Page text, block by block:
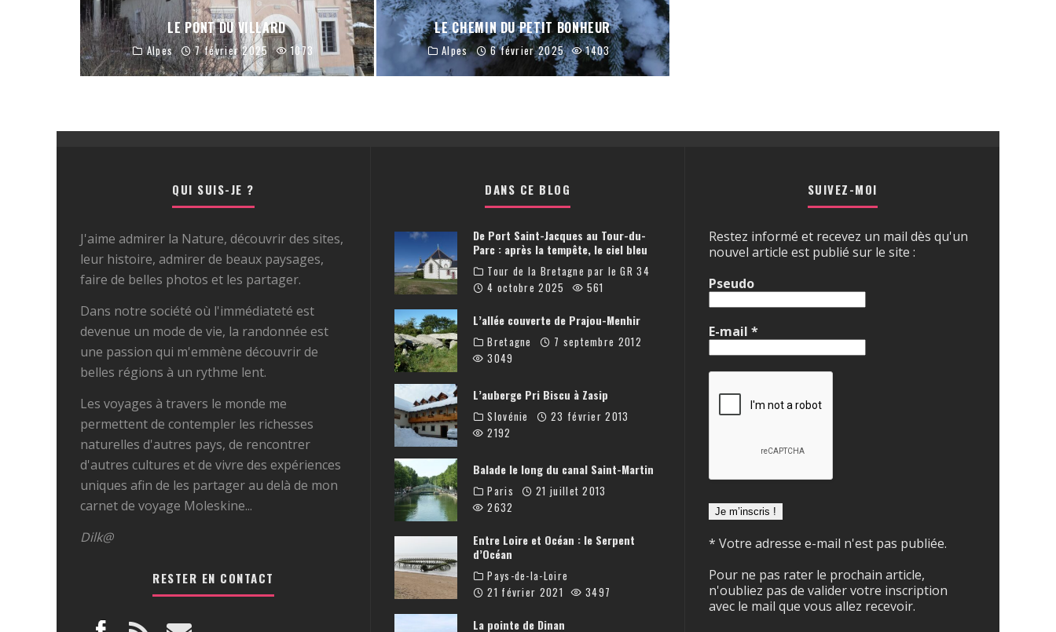
LE PONT DU VILLARD
Alpes 7 février 2025 1073
LE CHEMIN DU PETIT BONHEUR
Alpes 6 février 2025 1403
QUI SUIS-JE ?
J'aime admirer la Nature, découvrir des sites,
leur histoire, admirer de beaux paysages,
faire de belles photos et les partager.
Dans notre société où l'immédiateté est
devenue un mode de vie, la randonnée est
une passion qui m'emmène découvrir de
belles régions à un rythme lent.
Les voyages à travers le monde me
permettent de contempler les richesses
naturelles d'autres pays, de rencontrer
d'autres cultures et de vivre des expériences
uniques afin de les partager au delà de mon
carnet de voyage Moleskine...
Dilk@
RESTER EN CONTACT
DANS CE BLOG
De Port Saint-Jacques au Tour-du-
Parc : après la tempête, le ciel bleu
Tour de la Bretagne par le GR 34
4 octobre 2025
561
L’allée couverte de Prajou-Menhir
Bretagne
7 septembre 2012
3049
L’auberge Pri Biscu à Zasip
Slovénie
23 février 2013
2192
Balade le long du canal Saint-Martin
Paris
21 juillet 2013
2632
Entre Loire et Océan : le Serpent
d’Océan
Pays-de-la-Loire
21 février 2021
3497
La pointe de Dinan
SUIVEZ-MOI
Restez informé et recevez un mail dès qu'un
nouvel article est publié sur le site :
Pseudo
E-mail *
* Votre adresse e-mail n'est pas publiée.
Pour ne pas rater le prochain article,
n'oubliez pas de valider votre inscription
avec le mail que vous allez recevoir.